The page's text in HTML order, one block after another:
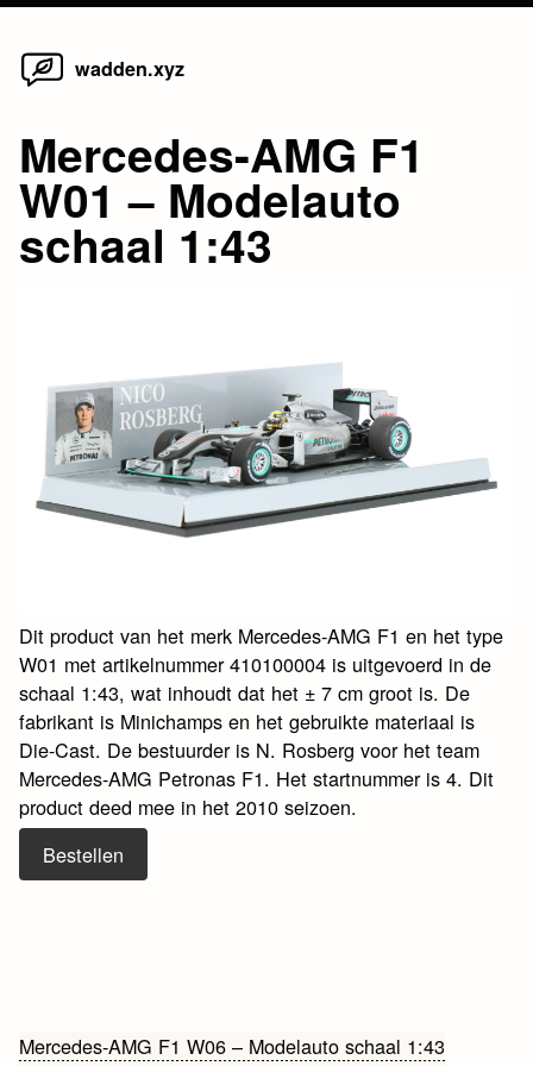
Skip
wadden.xyz
Mercedes-AMG F1
W01 – Modelauto
schaal 1:43
Dit product van het merk Mercedes-AMG F1 en het type
W01 met artikelnummer 410100004 is uitgevoerd in de
schaal 1:43, wat inhoudt dat het ± 7 cm groot is. De
fabrikant is Minichamps en het gebruikte materiaal is
Die-Cast. De bestuurder is N. Rosberg voor het team
Mercedes-AMG Petronas F1. Het startnummer is 4. Dit
product deed mee in het 2010 seizoen.
Bestellen
Bericht
Mercedes-AMG F1 W06 – Modelauto schaal 1:43